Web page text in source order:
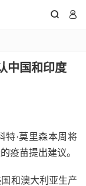
 
中国和印度
特·莫里森本周将
疫苗提出建议。
和澳大利亚生产